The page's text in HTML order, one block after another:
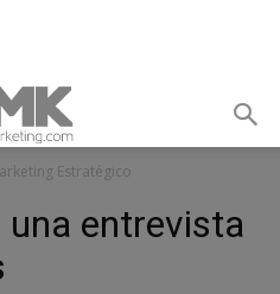
Estratégico
entrevista